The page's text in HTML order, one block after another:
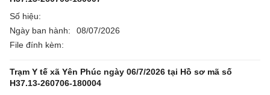
Số hiệu:
Ngày ban hành:
08/07/2026
File đính kèm:
Trạm Y tế xã Yên Phúc ngày 06/7/2026 tại Hồ sơ mã số
H37.13-260706-180004